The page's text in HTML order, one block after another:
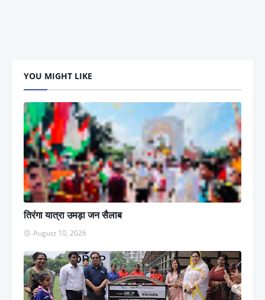
YOU MIGHT LIKE
तिरंगा यात्रा उमड़ा जन सैलाब
August 10, 2026